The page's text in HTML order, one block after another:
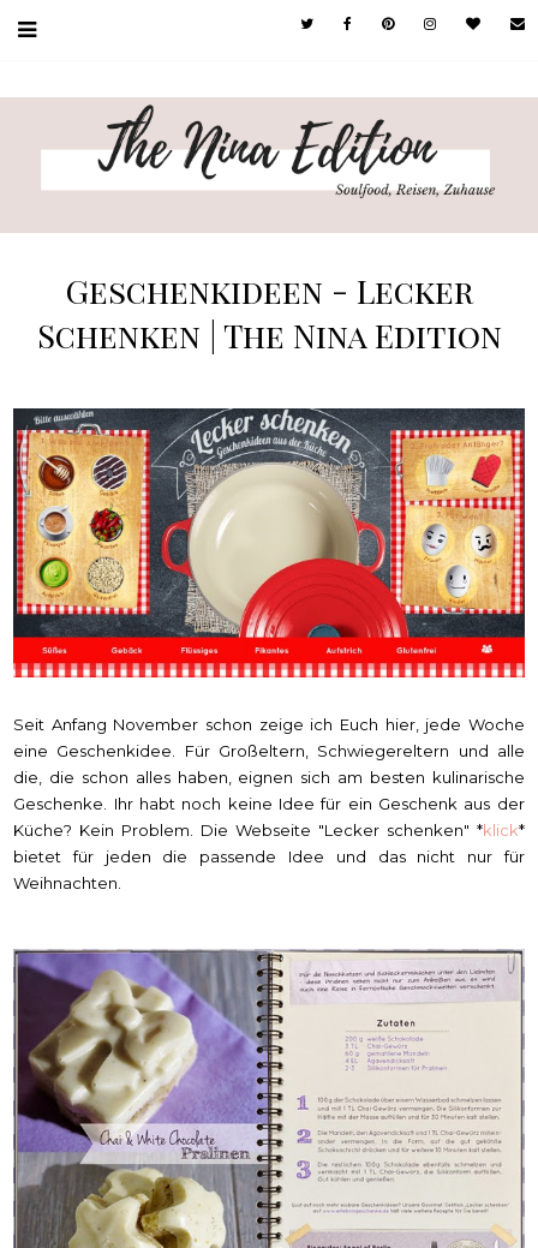
Geschenkideen - Lecker
Schenken | The Nina Edition
Seit Anfang November schon zeige ich Euch hier, jede Woche
eine Geschenkidee. Für Großeltern, Schwiegereltern und alle
die, die schon alles haben, eignen sich am besten kulinarische
Geschenke. Ihr habt noch keine Idee für ein Geschenk aus der
Küche? Kein Problem. Die Webseite "Lecker schenken" *klick*
bietet für jeden die passende Idee und das nicht nur für
Weihnachten.